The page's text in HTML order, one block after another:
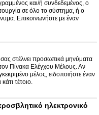
και/ή συνδεδεμένος, ο
σε όλο το σύστημα, ή ο
Επικοινωνήστε με έναν
στέλνει προσωπικά μηνύματα
Πίνακα Ελέγχου Μέλους. Αν
μέλος, ειδοποιήστε έναν
τέτοιο.
ηλεκτρονικό